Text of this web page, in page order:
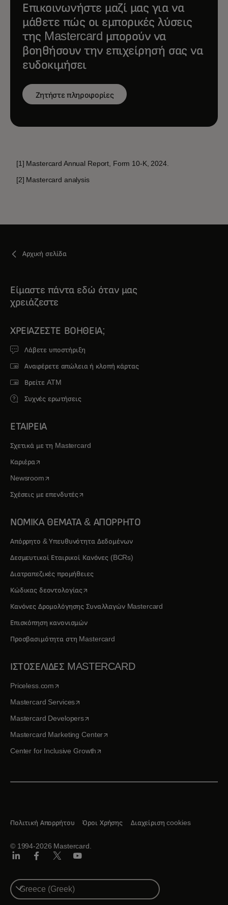
Επικοινωνήστε μαζί μας για να
μάθετε πώς οι εμπορικές λύσεις
της Mastercard μπορούν να
βοηθήσουν την επιχείρησή σας να
ευδοκιμήσει
Ζητήστε πληροφορίες
[1] Mastercard Annual Report, Form 10-K, 2024.
[2] Mastercard analysis
Αρχική σελίδα
Είμαστε πάντα εδώ όταν μας
χρειάζεστε
ΧΡΕΙΆΖΕΣΤΕ ΒΟΉΘΕΙΑ;
Λάβετε υποστήριξη
Αναφέρετε απώλεια ή κλοπή κάρτας
Βρείτε ATM
Συχνές ερωτήσεις
ΕΤΑΙΡΕΙΑ
Σχετικά με τη Mastercard
Καριέραopens in a new tab
Newsroomopens in a new tab
Σχέσεις με επενδυτέςopens in a new tab
ΝΟΜΙΚΑ ΘΕΜΑΤΑ & ΑΠΟΡΡΗΤΟ
Απόρρητο & Υπευθυνότητα Δεδομένων
Δεσμευτικοί Εταιρικοί Κανόνες (BCRs)
Διατραπεζικές προμήθειες
Κώδικας δεοντολογίαςopens in a new tab
Κανόνες Δρομολόγησης Συναλλαγών Mastercard
Επισκόπηση κανονισμών
Προσβασιμότητα στη Mastercard
ΙΣΤΟΣΕΛΙΔΕΣ MASTERCARD
Priceless.comopens in a new tab
Mastercard Servicesopens in a new tab
Mastercard Developersopens in a new tab
Mastercard Marketing Centeropens in a new tab
Center for Inclusive Growthopens in a new tab
© 1994-2026 Mastercard.
Πολιτική Απορρήτου Όροι Χρήσης Διαχείριση cookies
Select
a
country